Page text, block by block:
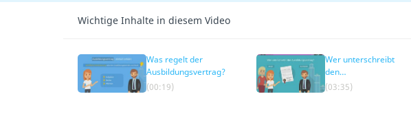
Wichtige Inhalte in diesem Video
Was regelt der
Ausbildungsvertrag?
(00:19)
Wer unterschreibt
den
Ausbildungsvertrag?
(03:35)